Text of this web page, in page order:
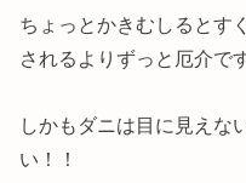
ちょっとかきむしるとす
されるよりずっと厄介で
しかもダニは目に見えな
い！！